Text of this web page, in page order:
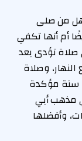
هل من صلى
أم أنها تكفي
صلاة تؤدى بعد
وصلاة
سنة مؤكدة
مذهب أبي
وأفضلها